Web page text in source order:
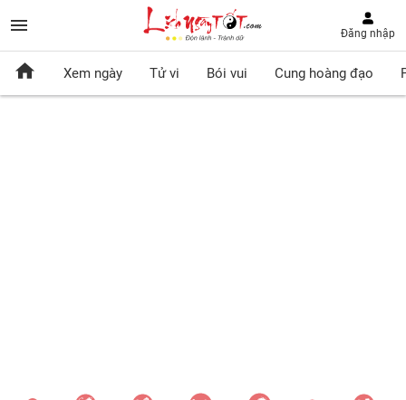
Đăng nhập
Xem ngày Tử vi Bói vui Cung hoàng đạo